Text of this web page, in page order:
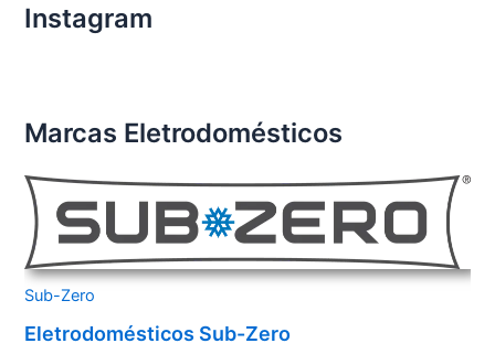
Instagram
Marcas Eletrodomésticos
Sub-Zero
Eletrodomésticos Sub-Zero